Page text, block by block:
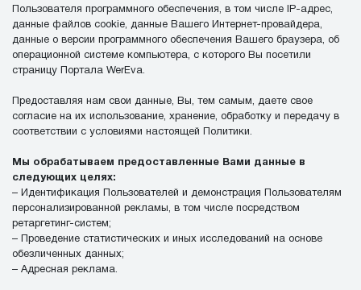
Пользователя программного обеспечения, в том числе IP-адрес,
данные файлов cookie, данные Вашего Интернет-провайдера,
данные о версии программного обеспечения Вашего браузера, об
операционной системе компьютера, с которого Вы посетили
страницу Портала WerEva.
Предоставляя нам свои данные, Вы, тем самым, даете свое
согласие на их использование, хранение, обработку и передачу в
соответствии с условиями настоящей Политики.
Мы обрабатываем предоставленные Вами данные в
следующих целях:
– Идентификация Пользователей и демонстрация Пользователям
персонализированной рекламы, в том числе посредством
ретаргетинг-систем;
– Проведение статистических и иных исследований на основе
обезличенных данных;
– Адресная реклама.